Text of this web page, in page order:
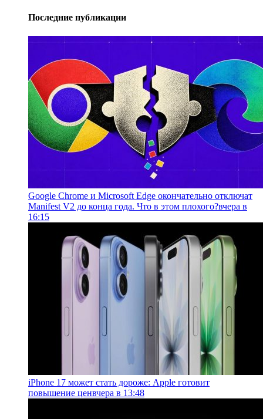
Последние публикации
Google Chrome и Microsoft Edge окончательно отключат
Manifest V2 до конца года. Что в этом плохого?вчера в
16:15
iPhone 17 может стать дороже: Apple готовит
повышение ценвчера в 13:48